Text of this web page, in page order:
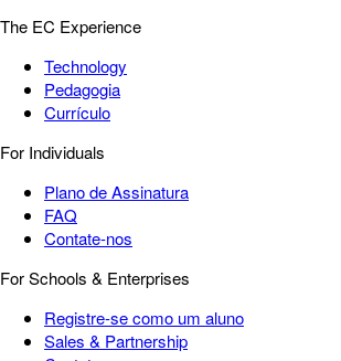
The EC Experience
Technology
Pedagogia
Currículo
For Individuals
Plano de Assinatura
FAQ
Contate-nos
For Schools & Enterprises
Registre-se como um aluno
Sales & Partnership